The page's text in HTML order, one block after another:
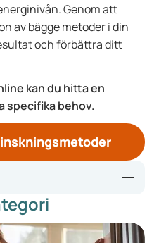
Genom att
av bägge metoder i din
och förbättra ditt
kan du hitta en
specifika behov.
of Fat Burning by Exercise